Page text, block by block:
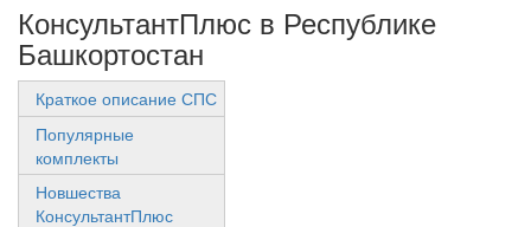
КонсультантПлюс в Республике
Башкортостан
Краткое описание СПС
Популярные
комплекты
Новшества
КонсультантПлюс